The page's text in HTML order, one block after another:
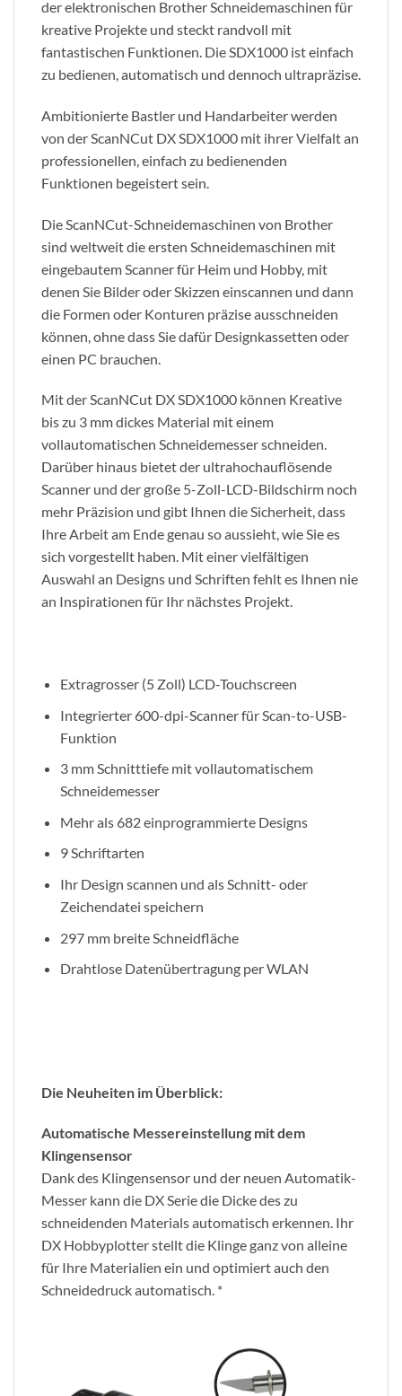
der elektronischen Brother Schneidemaschinen für
kreative Projekte und steckt randvoll mit
fantastischen Funktionen. Die SDX1000 ist einfach
zu bedienen, automatisch und dennoch ultrapräzise.
Ambitionierte Bastler und Handarbeiter werden
von der ScanNCut DX SDX1000 mit ihrer Vielfalt an
professionellen, einfach zu bedienenden
Funktionen begeistert sein.
Die ScanNCut-Schneidemaschinen von Brother
sind weltweit die ersten Schneidemaschinen mit
eingebautem Scanner für Heim und Hobby, mit
denen Sie Bilder oder Skizzen einscannen und dann
die Formen oder Konturen präzise ausschneiden
können, ohne dass Sie dafür Designkassetten oder
einen PC brauchen.
Mit der ScanNCut DX SDX1000 können Kreative
bis zu 3 mm dickes Material mit einem
vollautomatischen Schneidemesser schneiden.
Darüber hinaus bietet der ultrahochauflösende
Scanner und der große 5-Zoll-LCD-Bildschirm noch
mehr Präzision und gibt Ihnen die Sicherheit, dass
Ihre Arbeit am Ende genau so aussieht, wie Sie es
sich vorgestellt haben. Mit einer vielfältigen
Auswahl an Designs und Schriften fehlt es Ihnen nie
an Inspirationen für Ihr nächstes Projekt.
Extragrosser (5 Zoll) LCD-Touchscreen
Integrierter 600-dpi-Scanner für Scan-to-USB-
Funktion
3 mm Schnitttiefe mit vollautomatischem
Schneidemesser
Mehr als 682 einprogrammierte Designs
9 Schriftarten
Ihr Design scannen und als Schnitt- oder
Zeichendatei speichern
297 mm breite Schneidfläche
Drahtlose Datenübertragung per WLAN
Die Neuheiten im Überblick:
Automatische Messereinstellung mit dem
Klingensensor
Dank des Klingensensor und der neuen Automatik-
Messer kann die DX Serie die Dicke des zu
schneidenden Materials automatisch erkennen. Ihr
DX Hobbyplotter stellt die Klinge ganz von alleine
für Ihre Materialien ein und optimiert auch den
Schneidedruck automatisch. *